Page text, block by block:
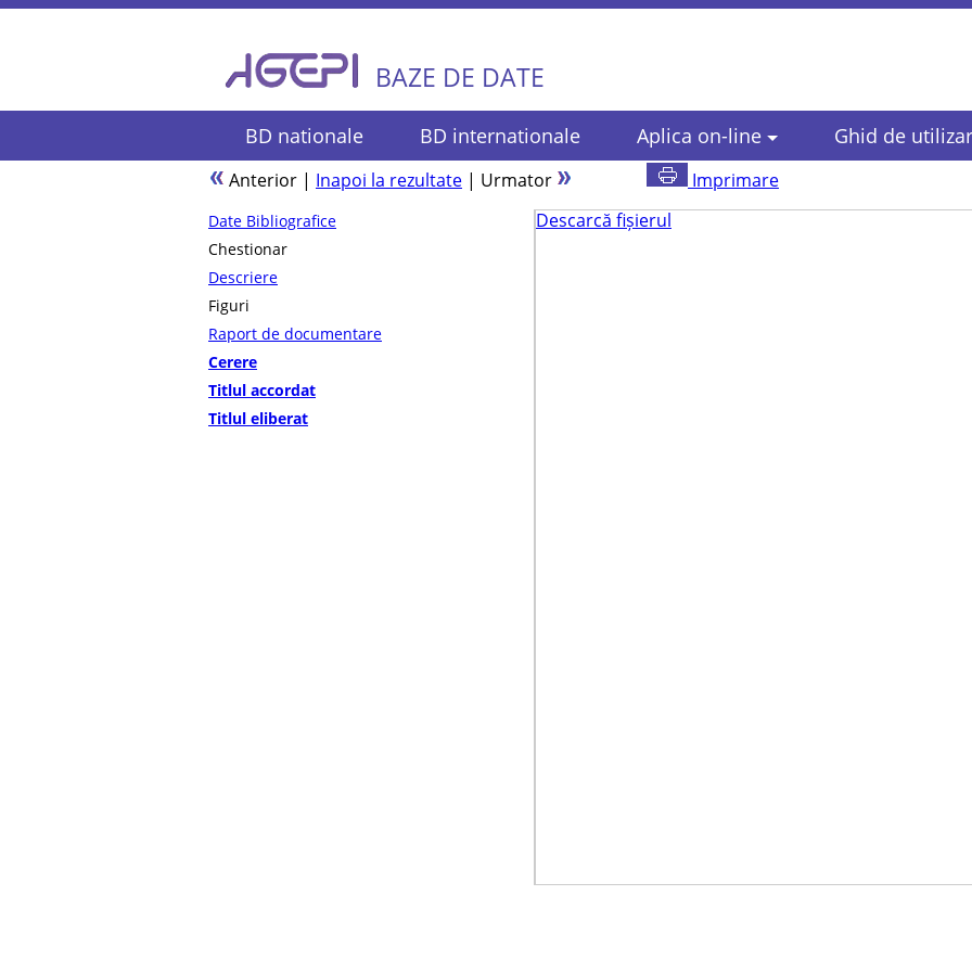
BAZE DE DATE
BD nationale BD internationale Aplica on-line Ghid de
Anterior | Inapoi la rezultate | Urmator Imprimare
Date Bibliografice
Chestionar
Descriere
Figuri
Raport de documentare
Cerere
Titlul accordat
Titlul eliberat
Descarcă fișierul